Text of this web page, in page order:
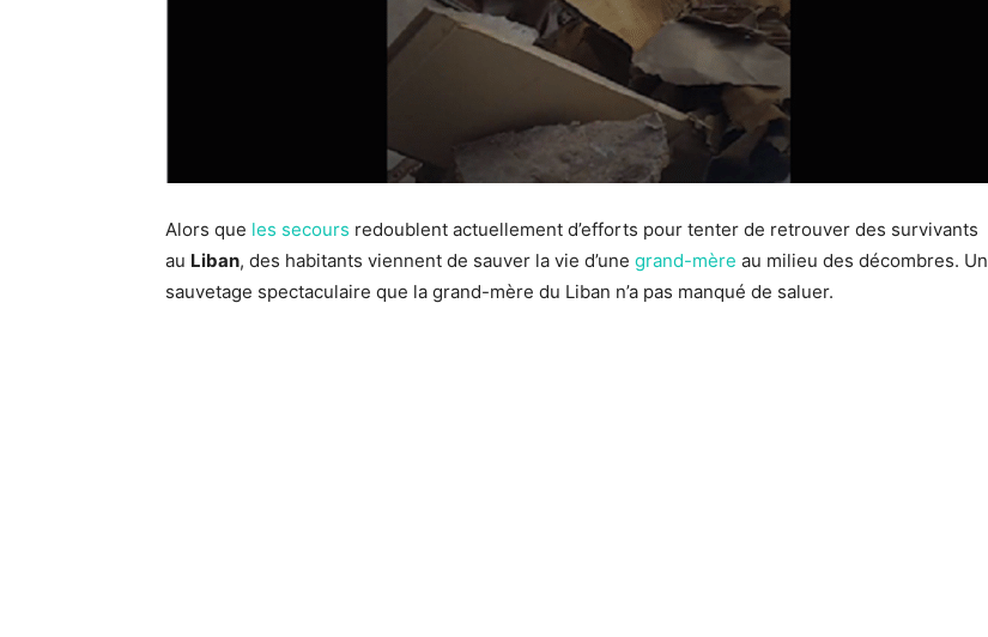
Alors que les secours redoublent actuellement d’efforts pour tenter de retrouver des survivants
au Liban, des habitants viennent de sauver la vie d’une grand-mère au milieu des décombres. Un
sauvetage spectaculaire que la grand-mère du Liban n’a pas manqué de saluer.